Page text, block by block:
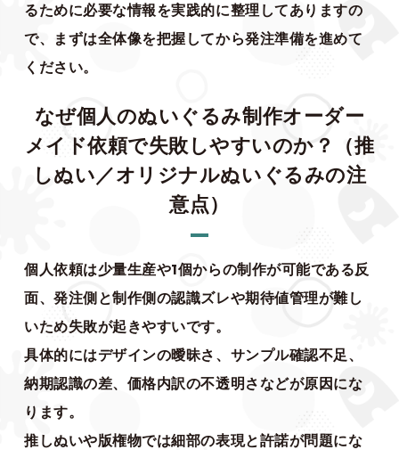
るために必要な情報を実践的に整理してありますの
で、まずは全体像を把握してから発注準備を進めて
ください。
なぜ個人のぬいぐるみ制作オーダー
メイド依頼で失敗しやすいのか？（推
しぬい／オリジナルぬいぐるみの注
意点）
個人依頼は少量生産や1個からの制作が可能である反
面、発注側と制作側の認識ズレや期待値管理が難し
いため失敗が起きやすいです。
具体的にはデザインの曖昧さ、サンプル確認不足、
納期認識の差、価格内訳の不透明さなどが原因にな
ります。
推しぬいや版権物では細部の表現と許諾が問題にな